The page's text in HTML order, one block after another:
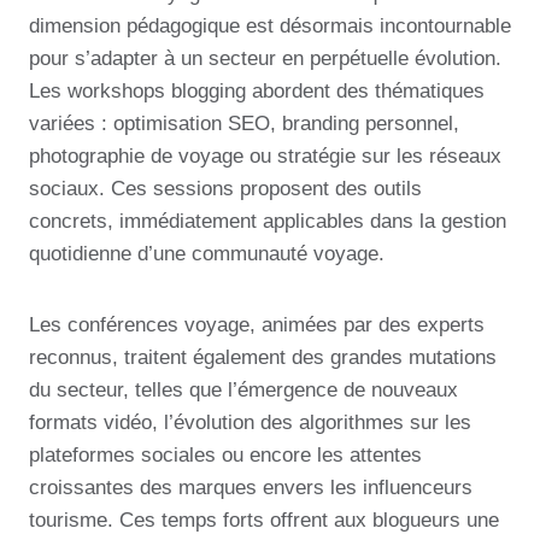
dimension pédagogique est désormais incontournable
pour s’adapter à un secteur en perpétuelle évolution.
Les workshops blogging abordent des thématiques
variées : optimisation SEO, branding personnel,
photographie de voyage ou stratégie sur les réseaux
sociaux. Ces sessions proposent des outils
concrets, immédiatement applicables dans la gestion
quotidienne d’une communauté voyage.
Les conférences voyage, animées par des experts
reconnus, traitent également des grandes mutations
du secteur, telles que l’émergence de nouveaux
formats vidéo, l’évolution des algorithmes sur les
plateformes sociales ou encore les attentes
croissantes des marques envers les influenceurs
tourisme. Ces temps forts offrent aux blogueurs une